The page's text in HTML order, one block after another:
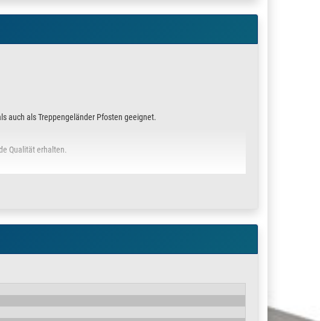
auch als Treppengeländer Pfosten geeignet.
Qualität erhalten.
zwischen
mm. Die Ronde ist mittig offen, somit könnte nachträglich ein Kabel